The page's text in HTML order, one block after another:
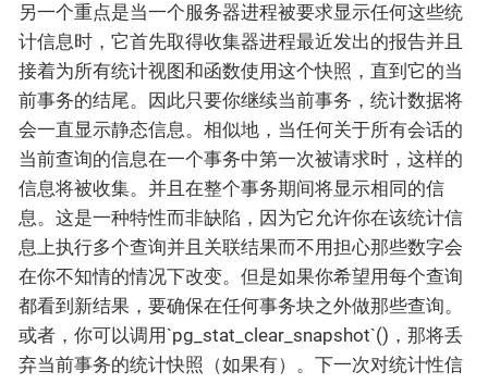
另一个重点是当一个服务器进程被要求显示任何这些统
计信息时，它首先取得收集器进程最近发出的报告并且
接着为所有统计视图和函数使用这个快照，直到它的当
前事务的结尾。因此只要你继续当前事务，统计数据将
会一直显示静态信息。相似地，当任何关于所有会话的
当前查询的信息在一个事务中第一次被请求时，这样的
信息将被收集。并且在整个事务期间将显示相同的信
息。这是一种特性而非缺陷，因为它允许你在该统计信
息上执行多个查询并且关联结果而不用担心那些数字会
在你不知情的情况下改变。但是如果你希望用每个查询
都看到新结果，要确保在任何事务块之外做那些查询。
或者，你可以调用`pg_stat_clear_snapshot`()，那将丢
弃当前事务的统计快照（如果有）。下一次对统计性信